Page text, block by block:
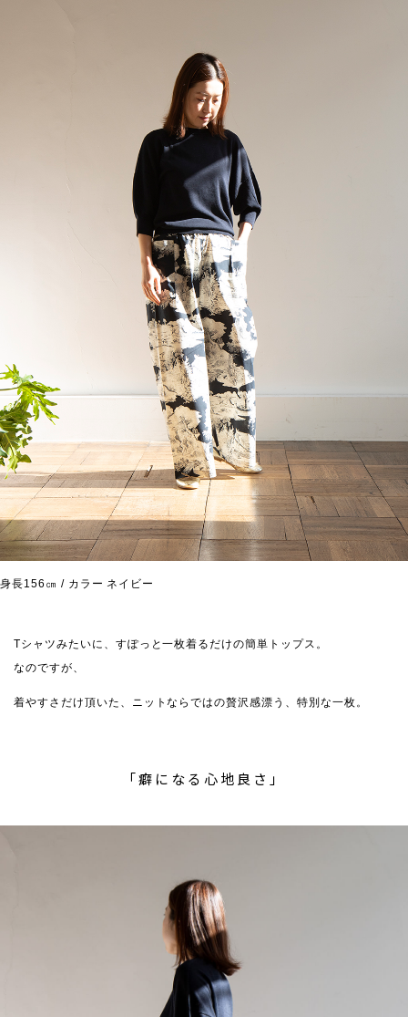
身長156㎝ / カラー ネイビー
Tシャツみたいに、すぽっと一枚着るだけの簡単トップス。
なのですが、
着やすさだけ頂いた、ニットならではの贅沢感漂う、特別な一枚。
「癖になる心地良さ」